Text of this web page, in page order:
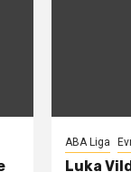
ABA Liga
Luka